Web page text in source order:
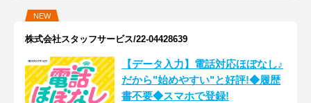
NEW
株式会社スタッフサービス/22-04428639
【データ入力】電話対応ほぼなし♪
だから"始めやすい"と好評!◆履歴
書不要◆スマホで登録!